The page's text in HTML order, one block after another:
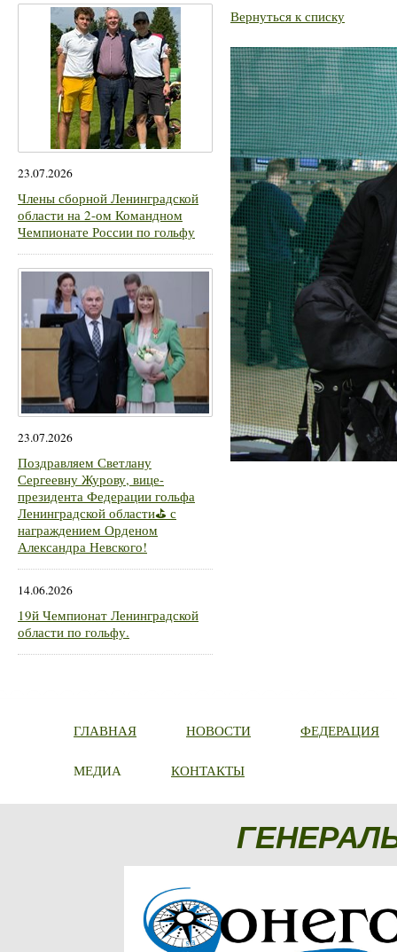
23.07.2026
Члены сборной Ленинградской
области на 2-ом Командном
Чемпионате России по гольфу
23.07.2026
Поздравляем Светлану
Сергеевну Журову, вице-
президента Федерации гольфа
Ленинградской области⛳ с
награждением Орденом
Александра Невского!
14.06.2026
19й Чемпионат Ленинградской
области по гольфу.
Вернуться к списку
ГЛАВНАЯ НОВОСТИ ФЕДЕРАЦИЯ
МЕДИА КОНТАКТЫ